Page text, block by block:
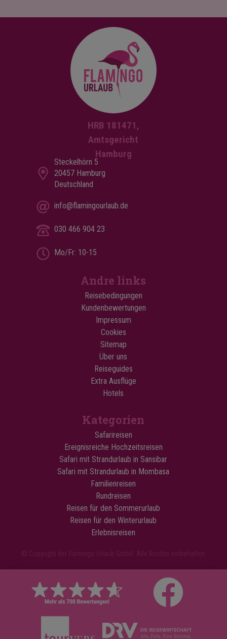
HRB 181471,
Amtsgericht
Hamburg
Steckelhörn 5
20457 Hamburg
Deutschland
info@flamingourlaub.de
030 466 904 23
Mo/Fr: 10-15
Andre links
Reisebedingungen
Kundenbewertungen
Impressum
Cookies
Sitemap
Über uns
Reiseguides
Extra Ausflüge
Hotels
Kategorien
Safarireisen
Ereignisreiche Hochzeitsreisen
Safari mit Strandurlaub in Sansibar
Safari mit Strandurlaub in Mombasa
Familienreisen
Rundreisen
Reisen für den Sommerurlaub
Reisen für den Winterurlaub
Erlebnisreisen